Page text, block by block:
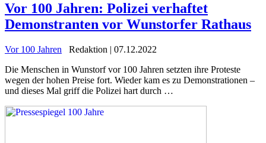
Vor 100 Jahren: Polizei verhaftet
Demonstranten vor Wunstorfer Rathaus
Vor 100 Jahren
Redaktion | 07.12.2022
Die Menschen in Wunstorf vor 100 Jahren setzten ihre Proteste
wegen der hohen Preise fort. Wieder kam es zu Demonstrationen –
und dieses Mal griff die Polizei hart durch …